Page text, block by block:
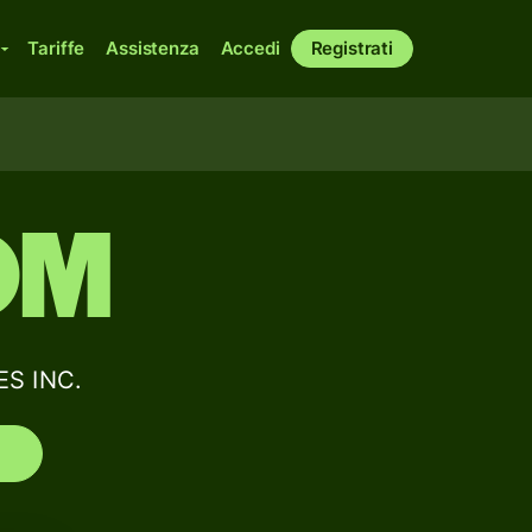
Tariffe Assistenza Accedi Registrati
INC.